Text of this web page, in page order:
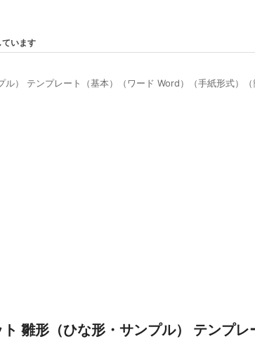
います
） テンプレート（基本）（ワード Word）（手紙形式）
雛形（ひな形・サンプル） テンプレ